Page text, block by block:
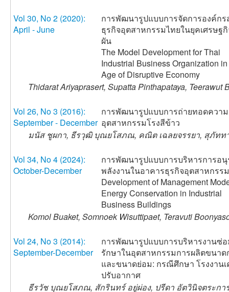
Vol 30, No 2 (2020):
April - June
การพัฒนารูปแบบการจัดการองค์กร
ธุรกิจอุตสาหกรรมไทยในยุคเศรษฐ
ผัน
The Model Development for Thai
Industrial Business Organization
Age of Disruptive Economy
Thidarat Ariyaprasert, Supatta Pinthapataya, Teerawut
Vol 26, No 3 (2016):
September - December
การพัฒนารูปแบบการถ่ายทอดควา
อุตสาหกรรมโรงสีข้าว
มนัส ชูผกา, ธีรวุฒิ บุณยโสภณ, คณิต เฉลยจรรยา, สุภัท
Vol 34, No 4 (2024):
October-December
การพัฒนารูปแบบการบริหารการอ
พลังงานในอาคารธุรกิจอุตสาหกรรม
Development of Management
Energy Conservation in Industrial
Business Buildings
Komol Buaket, Somnoek Wisuttipaet, Teravuti
Vol 24, No 3 (2014):
September-December
การพัฒนารูปแบบการบริหารงานซ่อ
รักษาในอุตสาหกรรมการผลิตขนาด
และขนาดย่อม: กรณีศึกษา โรงงานเ
ปรับอากาศ
ธีรวัช บุณยโสภณ, สักรินทร์ อยู่ผ่อง, ปรีดา อัตวินิจตระกา